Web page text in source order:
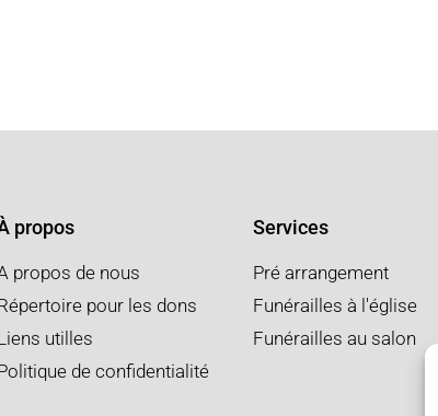
propos
propos de nous
pour les dons
utilles
de confidentialité
Services
Pré arrangement
Funérailles à l'église
Funérailles au salon